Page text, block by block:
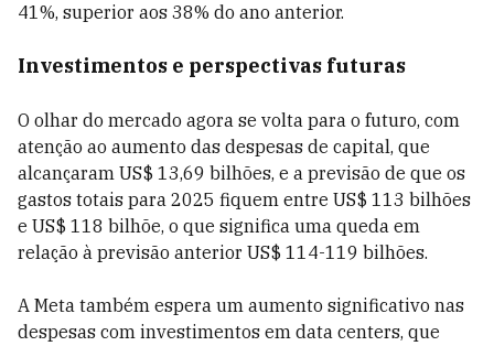
41%, superior aos 38% do ano anterior.
Investimentos e perspectivas futuras
O olhar do mercado agora se volta para o futuro, com
atenção ao aumento das despesas de capital, que
alcançaram US$ 13,69 bilhões, e a previsão de que os
gastos totais para 2025 fiquem entre US$ 113 bilhões
e US$ 118 bilhõe, o que significa uma queda em
relação à previsão anterior US$ 114-119 bilhões.
A Meta também espera um aumento significativo nas
despesas com investimentos em data centers, que